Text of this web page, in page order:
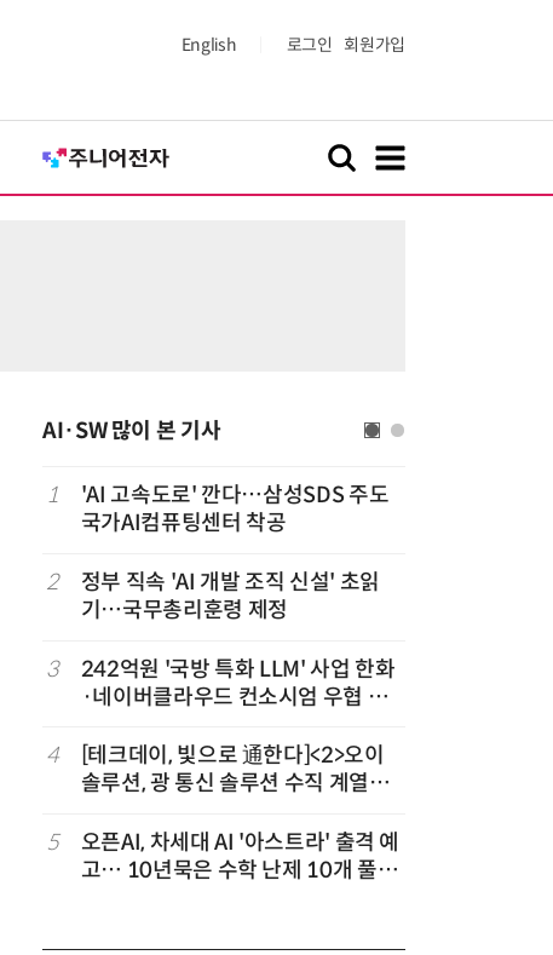
English 로그인 회원가입
AI·SW 많이 본 기사
1
'AI 고속도로' 깐다…삼성SDS 주도
국가AI컴퓨팅센터 착공
2
정부 직속 'AI 개발 조직 신설' 초읽
기…국무총리훈령 제정
3
242억원 '국방 특화 LLM' 사업 한화
·네이버클라우드 컨소시엄 우협 선
4
[테크데이, 빛으로 通한다]<2>오이
솔루션, 광 통신 솔루션 수직 계열
략'
5
오픈AI, 차세대 AI '아스트라' 출격 예
고… 10년묵은 수학 난제 10개 풀었